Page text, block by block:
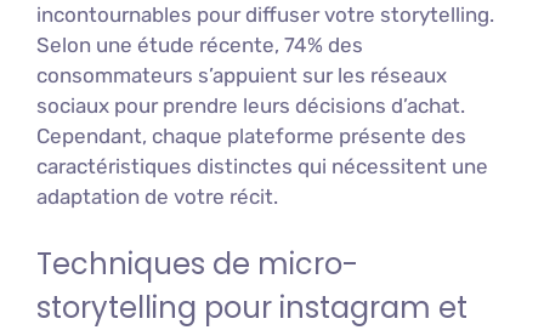
incontournables pour diffuser votre storytelling.
Selon une étude récente, 74% des
consommateurs s’appuient sur les réseaux
sociaux pour prendre leurs décisions d’achat.
Cependant, chaque plateforme présente des
caractéristiques distinctes qui nécessitent une
adaptation de votre récit.
Techniques de micro-
storytelling pour instagram et